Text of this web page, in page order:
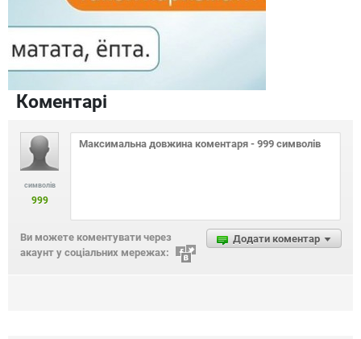
Коментарі
символів
999
Додати коментар
Ви можете коментувати через
акаунт у соціальних мережах: